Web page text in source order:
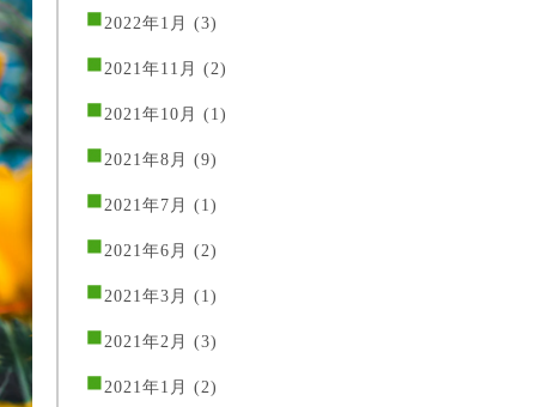
2022年1月 (3)
2021年11月 (2)
2021年10月 (1)
2021年8月 (9)
2021年7月 (1)
2021年6月 (2)
2021年3月 (1)
2021年2月 (3)
2021年1月 (2)